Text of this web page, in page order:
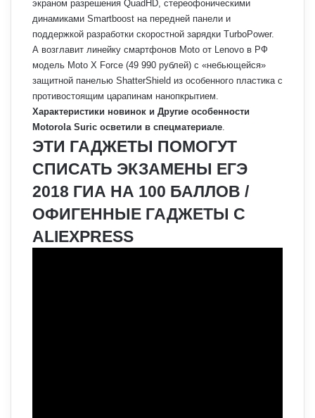
экраном разрешения QuadHD, стереофоническими
динамиками Smartboost на передней панели и
поддержкой разработки скоростной зарядки TurboPower.
А возглавит линейку смартфонов Moto от Lenovo в РФ
модель Moto X Force (49 990 рублей) с «небьющейся»
защитной панелью ShatterShield из особенного пластика с
противостоящим царапинам нанопкрытием.
Характеристики новинок и Другие особенности
Motorola Suric осветили в спецматериале.
ЭТИ ГАДЖЕТЫ ПОМОГУТ
СПИСАТЬ ЭКЗАМЕНЫ ЕГЭ
2018 ГИА НА 100 БАЛЛОВ /
ОФИГЕННЫЕ ГАДЖЕТЫ С
ALIEXPRESS